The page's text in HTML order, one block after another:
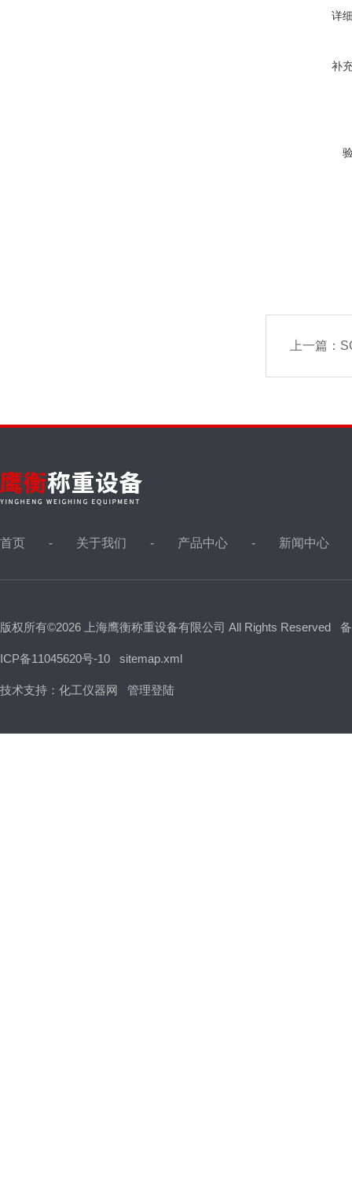
详
补
上一篇：
首页 关于我们 产品中心 新闻中心
版权所有©2026 上海鹰衡称重设备有限公司 All Rights Reserved
ICP备11045620号-10 sitemap.xml
技术支持： 化工仪器网 管理登陆